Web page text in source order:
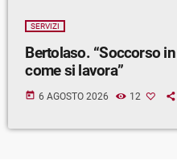
SERVIZI
Bertolaso. “Soccorso
come si lavora”
today 6 AGOSTO 2026 12